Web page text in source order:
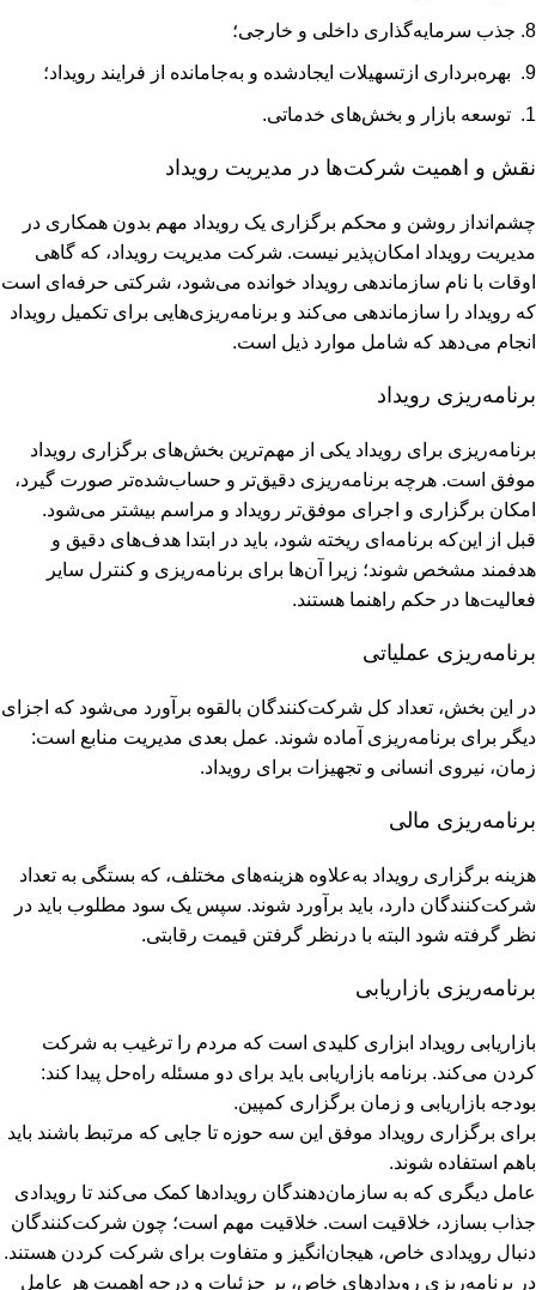
جذب سرمایه‌گذاری داخلی و خارجی؛
بهره‌برداری ازتسهیلات ایجادشده و به‌جامانده از فرایند رویداد؛
توسعه بازار و بخش‌های خدماتی.
نقش و اهمیت شرکت‌ها در مدیریت رویداد
چشم‌انداز روشن و محکم برگزاری یک رویداد مهم بدون همکاری در
مدیریت رویداد امکان‌پذیر نیست. شرکت مدیریت رویداد، که گاهی
اوقات با نام سازماندهی رویداد خوانده می‌شود، شرکتی حرفه‌ای است
که رویداد را سازماندهی می‌کند و برنامه‌ریزی‌هایی برای تکمیل رویداد
انجام می‌دهد که شامل موارد ذیل است.
برنامه‌ریزی رویداد
برﻧﺎﻣﻪ‌رﯾﺰی ﺑﺮای روﯾﺪاد ﯾﮑﯽ از مهم‌ترین بخش‌های ﺑﺮﮔﺰاری روﯾﺪاد
ﻣﻮﻓﻖ اﺳﺖ. ﻫﺮچه برنامه‌ریزی دقیق‌تر و حساب‌شده‌تر ﺻﻮرت ﮔﯿﺮد،
اﻣﮑﺎن ﺑﺮﮔﺰاری و اﺟﺮای موفق‌تر روﯾﺪاد و ﻣﺮاﺳﻢ ﺑﯿﺸﺘﺮ می‌شود.
قبل از این‌که برنامه‌ای ریخته شود، باید در ابتدا هدف‌های دقیق و
هدفمند مشخص شوند؛ زیرا آن‌ها برای برنامه‌ریزی و کنترل سایر
فعالیت‌ها در حکم راهنما هستند.
برنامه‌ریزی عملیاتی
در این بخش، تعداد کل شرکت‌کنندگان بالقوه برآورد می‌شود که اجزای
دیگر برای برنامه‌ریزی آماده شوند. عمل بعدی مدیریت منابع است:
زمان، نیروی انسانی و تجهیزات برای رویداد.
برنامه‌ریزی مالی
هزینه برگزاری رویداد به‌علاوه هزینه‌های مختلف، که بستگی به تعداد
شرکت‌کنندگان دارد، باید برآورد شوند. سپس یک سود مطلوب باید در
نظر گرفته شود البته با درنظر گرفتن قیمت رقابتی.
برنامه‌ریزی بازاریابی
بازاریابی رویداد ابزاری کلیدی است که مردم را ترغیب به شرکت
کردن می‌کند. برنامه بازاریابی باید برای دو مسئله راه‌حل پیدا کند:
بودجه بازاریابی و زمان برگزاری کمپین.
برای برگزاری رویداد موفق این سه حوزه تا جایی که مرتبط باشند باید
باهم‌ استفاده شوند.
عامل دیگری که به سازمان‌دهندگان رویدادها کمک می‌کند تا رویدادی
جذاب بسازد، خلاقیت است. خلاقیت مهم است؛ چون شرکت‌کنندگان
دنبال رویدادی خاص، هیجان‌انگیز و متفاوت برای شرکت کردن هستند.
در برنامه‌ریزی رویدادهای خاص، بر جزئیات و درجه اهمیت هر عامل